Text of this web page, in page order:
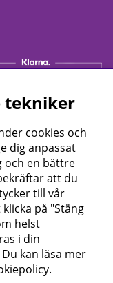
tekniker
cookies och
dig anpassat
och en bättre
att du
till vår
på "Stäng
helst
i din
kan läsa mer
.